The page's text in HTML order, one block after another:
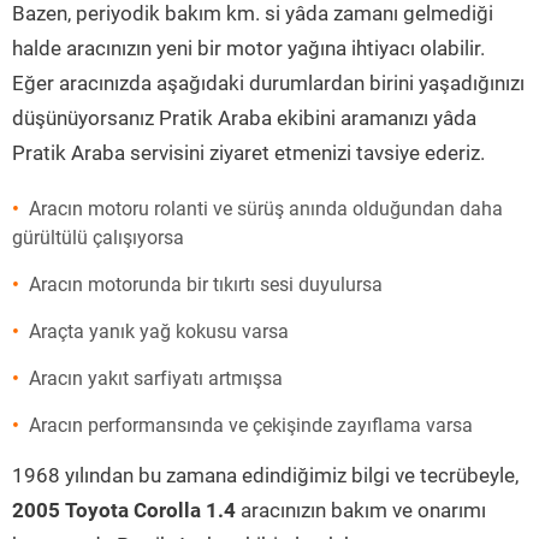
Bazen, periyodik bakım km. si yâda zamanı gelmediği
halde aracınızın yeni bir motor yağına ihtiyacı olabilir.
Eğer aracınızda aşağıdaki durumlardan birini yaşadığınızı
düşünüyorsanız Pratik Araba ekibini aramanızı yâda
Pratik Araba servisini ziyaret etmenizi tavsiye ederiz.
Aracın motoru rolanti ve sürüş anında olduğundan daha
gürültülü çalışıyorsa
Aracın motorunda bir tıkırtı sesi duyulursa
Araçta yanık yağ kokusu varsa
Aracın yakıt sarfiyatı artmışsa
Aracın performansında ve çekişinde zayıflama varsa
1968 yılından bu zamana edindiğimiz bilgi ve tecrübeyle,
2005 Toyota Corolla 1.4 aracınızın bakım ve onarımı